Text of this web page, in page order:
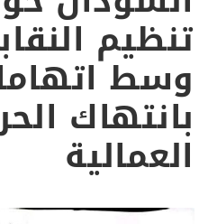
تنظيم
وسط
بانتهاك
العمالية